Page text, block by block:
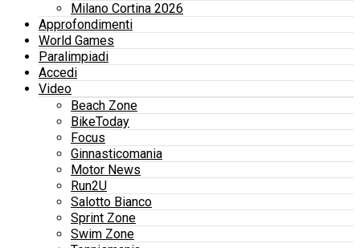
Milano Cortina 2026
Approfondimenti
World Games
Paralimpiadi
Accedi
Video
Beach Zone
BikeToday
Focus
Ginnasticomania
Motor News
Run2U
Salotto Bianco
Sprint Zone
Swim Zone